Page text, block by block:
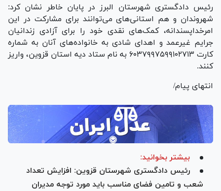
رئیس دادگستری شهرستان البرز در پایان خاطر نشان کرد:
شهروندان و هم استانی‌های می‌توانند برای مشارکت در این
امرخداپسندانه، کمک‌های نقدی خود را برای آزادی زندانیان
جرایم غیرعمد و اهدای شادی به خانواده‌های آنان به شماره
کارت ۶۰۳۷۹۹۷۵۹۹۱۰۲۷۱۳ به نام ستاد دیه استان قزوین، واریز
کنند.
انتهای پیام/
بیشتر بخوانید:
رئیس دادگستری شهرستان قزوین: افزایش تعداد
شعب و تامین فضای مناسب باید مورد توجه مدیران